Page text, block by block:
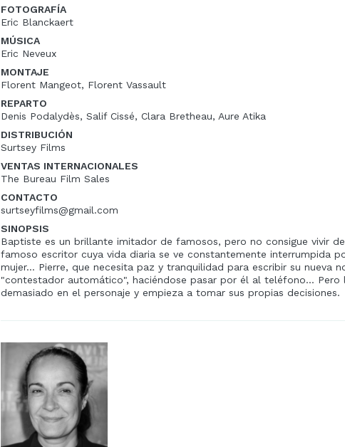
FOTOGRAFÍA
Eric Blanckaert
MÚSICA
Eric Neveux
MONTAJE
Florent Mangeot, Florent Vassault
REPARTO
Denis Podalydès, Salif Cissé, Clara Bretheau, Aure Atika
DISTRIBUCIÓN
Surtsey Films
VENTAS INTERNACIONALES
The Bureau Film Sales
CONTACTO
surtseyfilms@gmail.com
SINOPSIS
Baptiste es un brillante imitador de famosos, pero no consigue vivir
famoso escritor cuya vida diaria se ve constantemente interrumpida
mujer... Pierre, que necesita paz y tranquilidad para escribir su nueva
"contestador automático", haciéndose pasar por él al teléfono...
demasiado en el personaje y empieza a tomar sus propias decisiones.